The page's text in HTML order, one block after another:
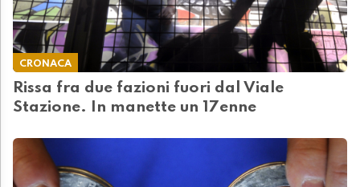
CRONACA
Rissa fra due fazioni fuori dal Viale
Stazione. In manette un 17enne